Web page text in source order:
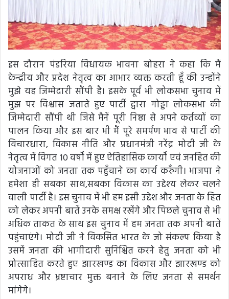
इस दौरान पंडरिया विधायक भावना बोहरा ने कहा कि मैं
केन्द्रीय और प्रदेश नेतृत्व का आभार व्यक्त करती हूँ की उन्होंने
मुझे यह जिम्मेदारी सौंपी है। इसके पूर्व भी लोकसभा चुनाव में
मुझ पर विश्वास जताते हुए पार्टी द्वारा गोड्डा लोकसभा की
जिम्मेदारी सौंपी थी जिसे मैनें पूरी निष्ठा से अपने कर्तव्यों का
पालन किया और इस बार भी मैं पूरे समर्पण भाव से पार्टी की
विचारधारा, विकास नीति और प्रधानमंत्री नरेंद्र मोदी जी के
नेतृत्व में विगत 10 वर्षों में हुए ऐतिहासिक कार्यों एवं जनहित की
योजनाओं को जनता तक पहुँचाने का कार्य करुँगी। भाजपा ने
हमेशा ही सबका साथ,सबका विकास का उद्देश्य लेकर चलने
वाली पार्टी है। इस चुनाव में भी हम इसी उद्देश और जनता के हित
को लेकर अपनी बातें उनके समक्ष रखेंगे और पिछले चुनाव से भी
अधिक ताकत के साथ इस चुनाव में हम जनता तक अपनी बातें
पहुंचाएंगे। मोदी जी ने विकसित भारत के जो संकल्प किया है
उसमें जनता की भागीदारी सुनिश्चित करने हेतु जनता को भी
प्रोत्साहित करते हुए झारखण्ड का विकास और झारखण्ड को
अपराध और भ्रष्टाचार मुक्त बनाने के लिए जनता से समर्थन
मांगेगे।